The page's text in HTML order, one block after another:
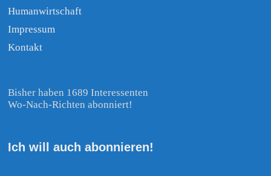
Humanwirtschaft
Impressum
Kontakt
Bisher haben 1689 Interessenten
Wo-Nach-Richten abonniert!
Ich will auch abonnieren!